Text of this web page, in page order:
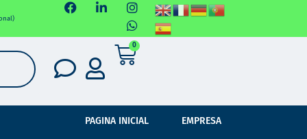
0
PAGINA INICIAL EMPRESA